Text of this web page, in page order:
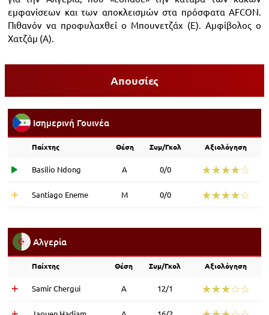
εμφανίσεων και των αποκλεισμών στα πρόσφατα AFCON.
Πιθανόν να προφυλαχθεί ο Μπουνετζάχ (Ε). Αμφίβολος ο
Χατζάμ (Α).
Απουσίες
Ισημερινή Γουινέα
Παίχτης Θέση Συμ/Γκολ Αξιολόγηση
Basilio Ndong Α 0/0 ☆☆☆☆☆
★★★★★
Santiago Eneme Μ 0/0 ☆☆☆☆☆
★★★★★
Αλγερία
Παίχτης Θέση Συμ/Γκολ Αξιολόγηση
Samir Chergui Α 12/1 ☆☆☆☆☆
★★★★★